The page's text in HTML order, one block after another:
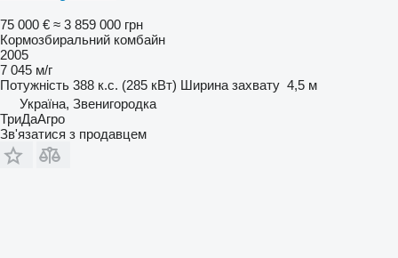
75 000 € ≈ 3 859 000 грн
Кормозбиральний комбайн
2005
7 045 м/г
Потужність 388 к.с. (285 кВт) Ширина захвату 4,5 м
Україна, Звенигородка
ТриДаАгро
Зв'язатися з продавцем